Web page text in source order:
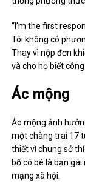
“I’m the first
Tôi không có
Thay vì nộp đơn
và cho họ biết
Ác mộng
Ảo mộng ảnh
một chàng trai 17
thiết vì chung sở
bố cô bé là bạn
mạng xã hội.